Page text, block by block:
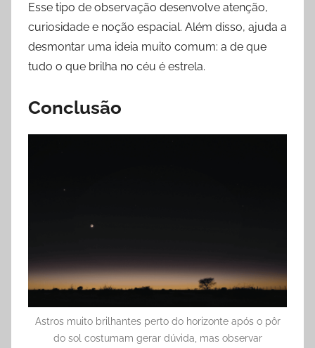
Esse tipo de observação desenvolve atenção,
curiosidade e noção espacial. Além disso, ajuda a
desmontar uma ideia muito comum: a de que
tudo o que brilha no céu é estrela.
Conclusão
Astros muito brilhantes perto do horizonte após o pôr
do sol costumam gerar dúvida, mas observar